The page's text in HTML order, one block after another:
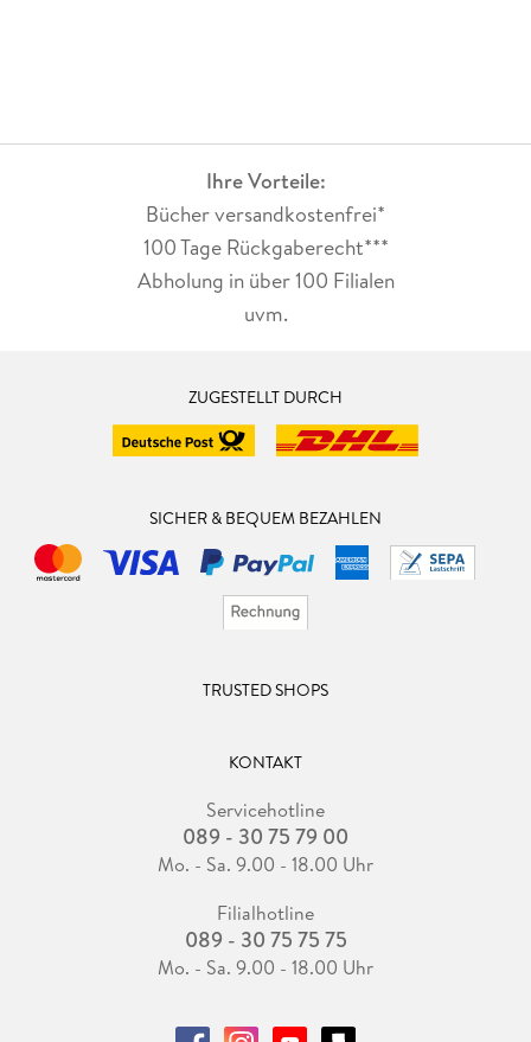
Ihre Vorteile:
Bücher versandkostenfrei*
100 Tage Rückgaberecht***
Abholung in über 100 Filialen
uvm.
ZUGESTELLT DURCH
SICHER & BEQUEM BEZAHLEN
TRUSTED SHOPS
KONTAKT
Servicehotline
089 - 30 75 79 00
Mo. - Sa. 9.00 - 18.00 Uhr
Filialhotline
089 - 30 75 75 75
Mo. - Sa. 9.00 - 18.00 Uhr